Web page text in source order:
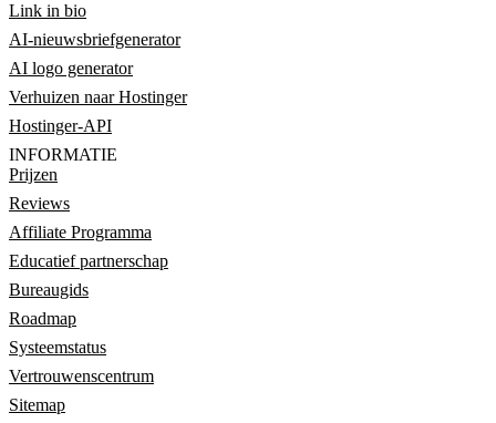
Link in bio
AI-nieuwsbriefgenerator
AI logo generator
Verhuizen naar Hostinger
Hostinger-API
INFORMATIE
Prijzen
Reviews
Affiliate Programma
Educatief partnerschap
Bureaugids
Roadmap
Systeemstatus
Vertrouwenscentrum
Sitemap